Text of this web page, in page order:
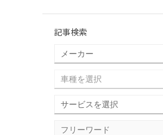
記事検索